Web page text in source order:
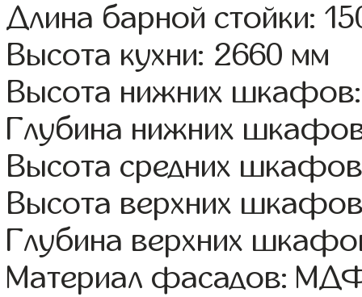
Длина барной стойки:
Высота кухни: 2660 мм
Высота нижних
Глубина нижних
Высота средних
Высота верхних
Глубина верхних
Материал фасадов: